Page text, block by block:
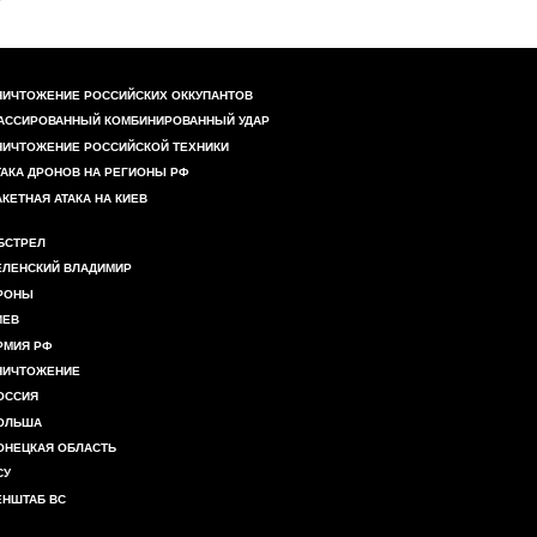
РОССИЙСКИХ ОККУПАНТОВ
КОМБИНИРОВАННЫЙ УДАР
РОССИЙСКОЙ ТЕХНИКИ
ДРОНОВ НА РЕГИОНЫ РФ
АТАКА НА КИЕВ
ВЛАДИМИР
РФ
ОБЛАСТЬ
ВС